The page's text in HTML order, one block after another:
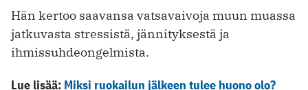
Hän kertoo saavansa vatsavaivoja muun muassa
jatkuvasta stressistä, jännityksestä ja
ihmissuhdeongelmista.
Lue lisää: Miksi ruokailun jälkeen tulee huono olo?